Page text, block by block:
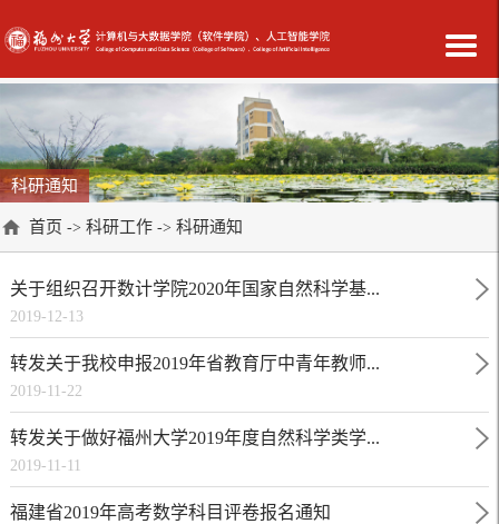
科研通知
首页 -> 科研工作 -> 科研通知
关于组织召开数计学院2020年国家自然科学基...
2019-12-13
转发关于我校申报2019年省教育厅中青年教师...
2019-11-22
转发关于做好福州大学2019年度自然科学类学...
2019-11-11
福建省2019年高考数学科目评卷报名通知